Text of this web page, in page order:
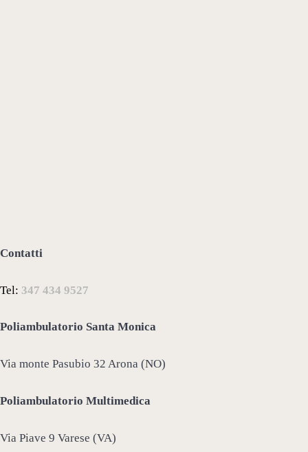
Contatti
Tel: 347 434 9527
Poliambulatorio Santa Monica
Via monte Pasubio 32 Arona (NO)
Poliambulatorio Multimedica
Via Piave 9 Varese (VA)